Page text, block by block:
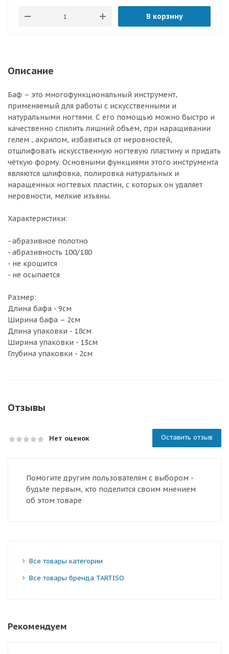
В корзину
Описание
Баф – это многофункциональный инструмент,
применяемый для работы с искусственными и
натуральными ногтями. С его помощью можно быстро и
качественно спилить лишний объём, при наращивании
гелем , акрилом, избавиться от неровностей,
отшлифовать искусственную ногтевую пластину и придать
чёткую форму. Основными функциями этого инструмента
являются шлифовка, полировка натуральных и
наращенных ногтевых пластин, с которых он удаляет
неровности, мелкие изъяны.
Характеристики:
- абразивное полотно
- абразивность 100/180
- не крошится
- не осыпается
Размер:
Длина бафа - 9см
Ширина бафа – 2см
Длина упаковки - 18см
Ширина упаковки - 13см
Глубина упаковки - 2см
Отзывы
Нет оценок Оставить отзыв
Помогите другим пользователям с выбором -
будьте первым, кто поделится своим мнением
об этом товаре
Все товары категории
Все товары бренда TARTISO
Рекомендуем